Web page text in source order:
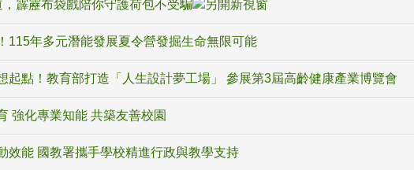
霹靂布袋戲陪你守護荷包不受騙
115年多元潛能發展夏令營發掘生命無限可能
起點！教育部打造「人生設計夢工場」 參展第3屆高齡健康產業博覽會
強化專業知能 共築友善校園
效能 國教署攜手學校精進行政與教學支持